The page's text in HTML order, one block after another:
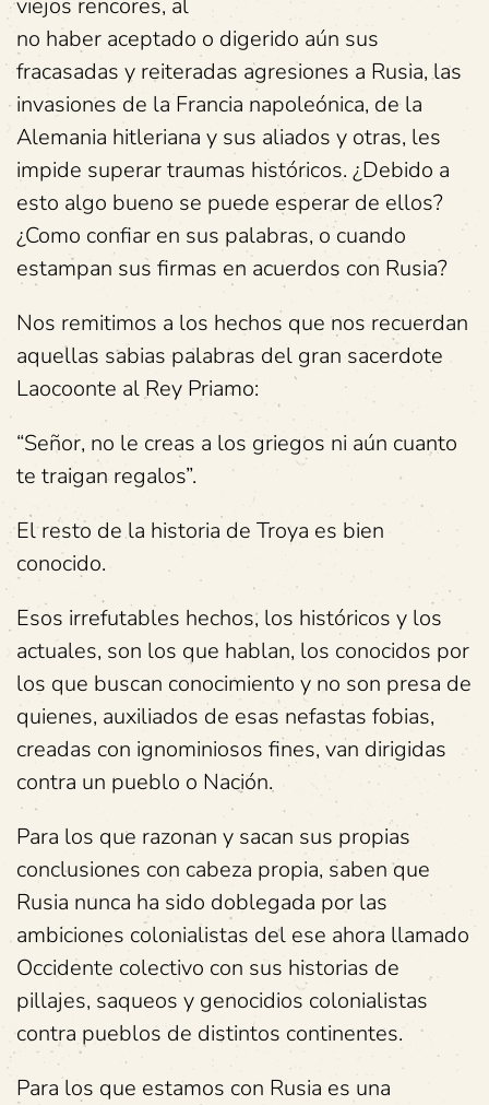
viejos rencores, al
no haber aceptado o digerido aún sus
fracasadas y reiteradas agresiones a Rusia, las
invasiones de la Francia napoleónica, de la
Alemania hitleriana y sus aliados y otras, les
impide superar traumas históricos. ¿Debido a
esto algo bueno se puede esperar de ellos?
¿Como confiar en sus palabras, o cuando
estampan sus firmas en acuerdos con Rusia?
Nos remitimos a los hechos que nos recuerdan
aquellas sabias palabras del gran sacerdote
Laocoonte al Rey Priamo:
“Señor, no le creas a los griegos ni aún cuanto
te traigan regalos”.
El resto de la historia de Troya es bien
conocido.
Esos irrefutables hechos, los históricos y los
actuales, son los que hablan, los conocidos por
los que buscan conocimiento y no son presa de
quienes, auxiliados de esas nefastas fobias,
creadas con ignominiosos fines, van dirigidas
contra un pueblo o Nación.
Para los que razonan y sacan sus propias
conclusiones con cabeza propia, saben que
Rusia nunca ha sido doblegada por las
ambiciones colonialistas del ese ahora llamado
Occidente colectivo con sus historias de
pillajes, saqueos y genocidios colonialistas
contra pueblos de distintos continentes.
Para los que estamos con Rusia es una